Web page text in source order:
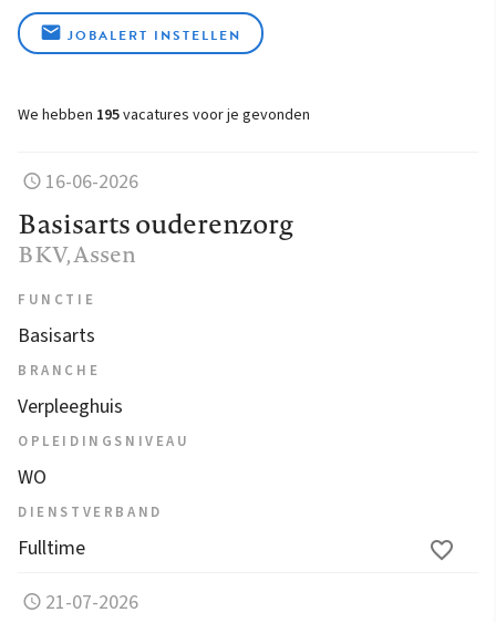
JOBALERT INSTELLEN
We hebben 195vacatures voor je gevonden
16-06-2026
Basisarts ouderenzorg
BKV, Assen
FUNCTIE
Basisarts
BRANCHE
Verpleeghuis
OPLEIDINGSNIVEAU
WO
DIENSTVERBAND
Fulltime
21-07-2026